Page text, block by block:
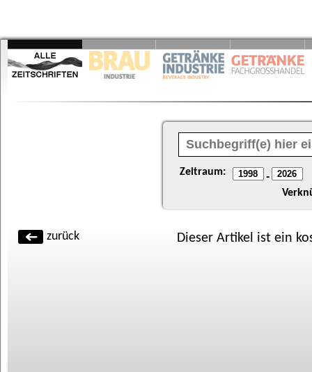
Zeitraum: -
zurück Dieser Artikel ist ein